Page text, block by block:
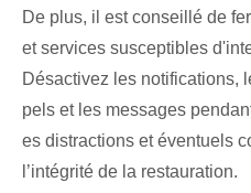
De plus, il est conseillé de
et services susceptibles
Désactivez les notifications,
pels et les messages
es ‌distractions⁣ et ⁢éventuels
l’intégrité de la restauration.